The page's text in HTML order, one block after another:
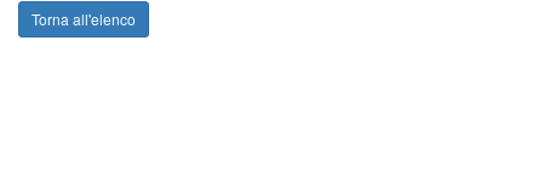
Torna all'elenco